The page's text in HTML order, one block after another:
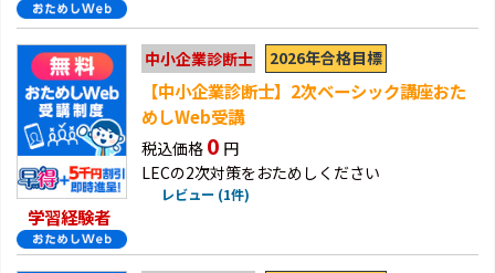
学習経験者
中小企業診断士 2026年合格目標
【中小企業診断士】2次ベーシック講座おた
めしWeb受講
税込価格 0 円
LECの2次対策をおためしください
レビュー (1件)